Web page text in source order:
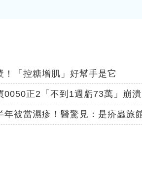
！「控糖增肌」好幫手是它
0050正2「不到1週虧73萬」崩
年被當濕疹！醫驚見：是疥蟲旅